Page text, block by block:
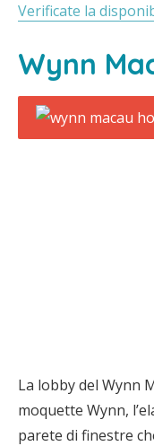
Verificate la
Wynn
La lobby del Wynn
moquette Wynn,
parete di finestre